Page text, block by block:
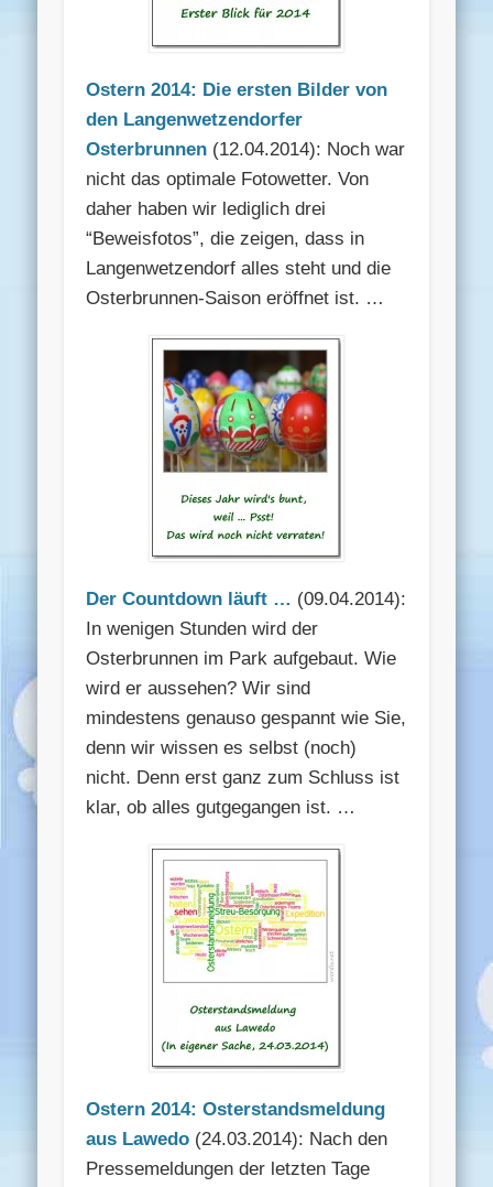
Ostern 2014: Die ersten Bilder von
den Langenwetzendorfer
Osterbrunnen (12.04.2014): Noch war
nicht das optimale Fotowetter. Von
daher haben wir lediglich drei
“Beweisfotos”, die zeigen, dass in
Langenwetzendorf alles steht und die
Osterbrunnen-Saison eröffnet ist. …
Der Countdown läuft … (09.04.2014):
In wenigen Stunden wird der
Osterbrunnen im Park aufgebaut. Wie
wird er aussehen? Wir sind
mindestens genauso gespannt wie Sie,
denn wir wissen es selbst (noch)
nicht. Denn erst ganz zum Schluss ist
klar, ob alles gutgegangen ist. …
Ostern 2014: Osterstandsmeldung
aus Lawedo (24.03.2014): Nach den
Pressemeldungen der letzten Tage